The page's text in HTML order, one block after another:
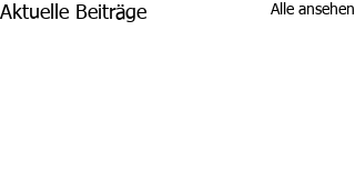
Aktuelle Beiträge Alle ansehen